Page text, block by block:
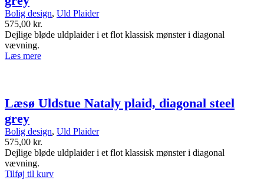
Bolig design, Uld Plaider
575,00 kr.
Dejlige bløde uldplaider i et flot klassisk mønster i diagonal
vævning.
Læs mere
Læsø Uldstue Nataly plaid, diagonal steel
grey
Bolig design, Uld Plaider
575,00 kr.
Dejlige bløde uldplaider i et flot klassisk mønster i diagonal
vævning.
Tilføj til kurv